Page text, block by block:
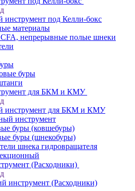
инструмент под Келли-бокс
материалы
непрерывные полые шнеки
буры
для БКМ и КМУ
инструмент для БКМ и КМУ
инструмент
буры (ковшебуры)
буры (шнекобуры)
шнека гидровращателя
(Расходники)
инструмент (Расходники)